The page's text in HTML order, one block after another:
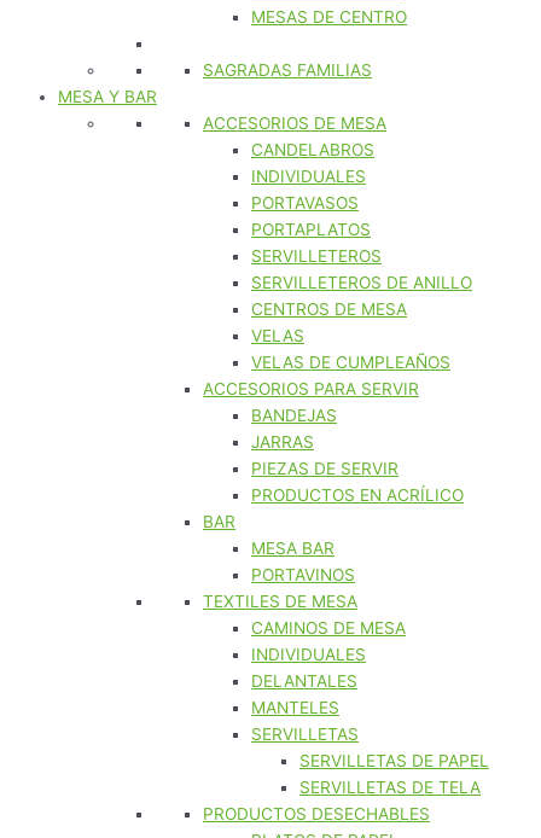
MESAS DE CENTRO
SAGRADAS FAMILIAS
MESA Y BAR
ACCESORIOS DE MESA
CANDELABROS
INDIVIDUALES
PORTAVASOS
PORTAPLATOS
SERVILLETEROS
SERVILLETEROS DE ANILLO
CENTROS DE MESA
VELAS
VELAS DE CUMPLEAÑOS
ACCESORIOS PARA SERVIR
BANDEJAS
JARRAS
PIEZAS DE SERVIR
PRODUCTOS EN ACRÍLICO
BAR
MESA BAR
PORTAVINOS
TEXTILES DE MESA
CAMINOS DE MESA
INDIVIDUALES
DELANTALES
MANTELES
SERVILLETAS
SERVILLETAS DE PAPEL
SERVILLETAS DE TELA
PRODUCTOS DESECHABLES